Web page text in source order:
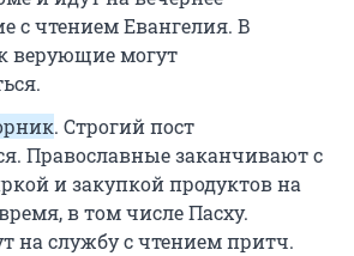
с чтением Евангелия. В
верующие могут
. Строгий пост
Православные заканчивают с
и закупкой продуктов на
в том числе Пасху.
на службу с чтением притч.